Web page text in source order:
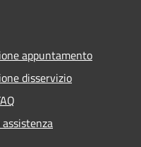
appuntamento
disservizio